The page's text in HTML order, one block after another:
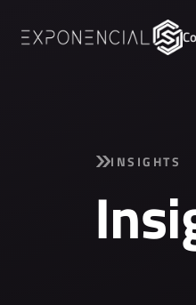
INSIGHTS